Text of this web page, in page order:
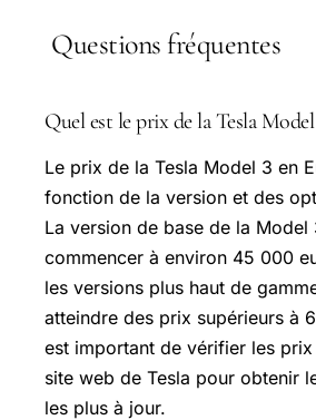
Questions fréquentes
Quel est le prix de la Tesla
Le prix de la Tesla Model 3 en
fonction de la version et des
La version de base de la Model
commencer à environ 45 000
les versions plus haut de
atteindre des prix supérieurs à
est important de vérifier les
site web de Tesla pour obtenir
les plus à jour.